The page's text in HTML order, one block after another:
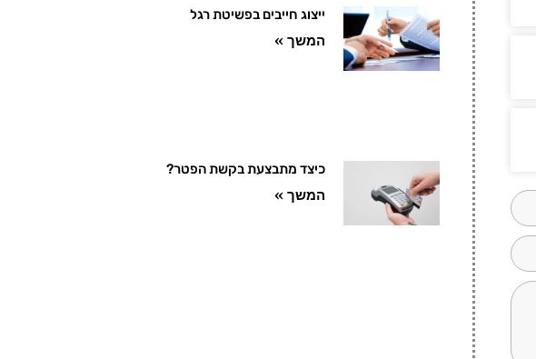
ייצוג חייבים בפשיטת רגל
המשך »
כיצד מתבצעת בקשת הפטר?
המשך »